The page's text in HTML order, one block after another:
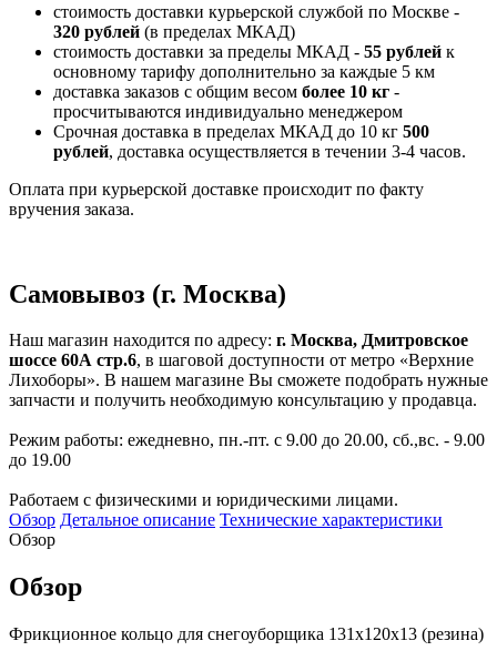
стоимость доставки курьерской службой по Москве -
320 рублей (в пределах МКАД)
стоимость доставки за пределы МКАД - 55 рублей к
основному тарифу дополнительно за каждые 5 км
доставка заказов с общим весом более 10 кг -
просчитываются индивидуально менеджером
Срочная доставка в пределах МКАД до 10 кг 500
рублей, доставка осуществляется в течении 3-4 часов.
Оплата при курьерской доставке происходит по факту
вручения заказа.
Самовывоз (г. Москва)
Наш магазин находится по адресу: г. Москва, Дмитровское
шоссе 60А стр.6, в шаговой доступности от метро «Верхние
Лихоборы». В нашем магазине Вы сможете подобрать нужные
запчасти и получить необходимую консультацию у продавца.
Режим работы: ежедневно, пн.-пт. с 9.00 до 20.00, сб.,вс. - 9.00
до 19.00
Работаем с физическими и юридическими лицами.
Обзор Детальное описание Технические характеристики
Обзор
Обзор
Фрикционное кольцо для снегоуборщика 131х120х13 (резина)